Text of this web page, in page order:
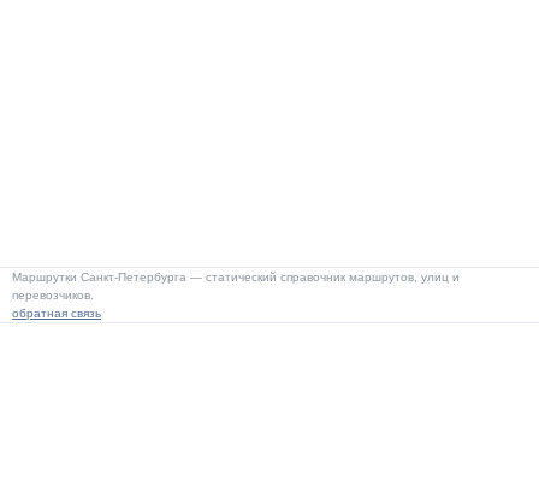
Маршрутки Санкт-Петербурга — статический справочник маршрутов, улиц и
перевозчиков.
обратная связь